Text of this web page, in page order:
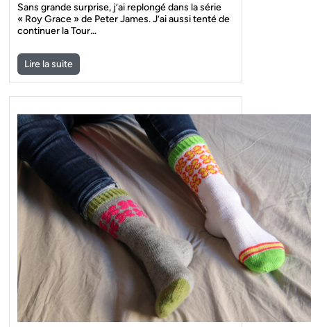
Sans grande surprise, j’ai replongé dans la série
« Roy Grace » de Peter James. J’ai aussi tenté de
continuer la Tour…
Lire la suite